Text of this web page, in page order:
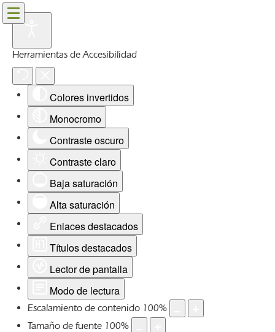
Herramientas de Accesibilidad
Colores invertidos
Monocromo
Contraste oscuro
Contraste claro
Baja saturación
Alta saturación
Enlaces destacados
Títulos destacados
Lector de pantalla
Modo de lectura
Escalamiento de contenido 100%
Tamaño de fuente 100%